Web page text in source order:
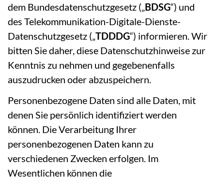
dem Bundesdatenschutzgesetz („BDSG“) und
des Telekommunikation-Digitale-Dienste-
Datenschutzgesetz („TDDDG“) informieren. Wir
bitten Sie daher, diese Datenschutzhinweise zur
Kenntnis zu nehmen und gegebenenfalls
auszudrucken oder abzuspeichern.
Personenbezogene Daten sind alle Daten, mit
denen Sie persönlich identifiziert werden
können. Die Verarbeitung Ihrer
personenbezogenen Daten kann zu
verschiedenen Zwecken erfolgen. Im
Wesentlichen können die